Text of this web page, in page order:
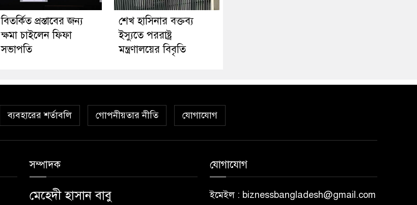
বিতর্কিত প্রস্তাবের জন্য
ক্ষমা চাইলেন ফিফা
সভাপতি
শেখ হাসিনার বক্তব্য
ইস্যুতে পররাষ্ট্র
মন্ত্রণালয়ের বিবৃতি
ব্যবহারের শর্তাবলি গোপনীয়তার নীতি যোগাযোগ
সম্পাদক
মেহেদী হাসান বাবু
যোগাযোগ
ইমেইল : biznessbangladesh@gmail.com